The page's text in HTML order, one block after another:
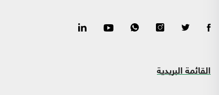
القائمة البريدية